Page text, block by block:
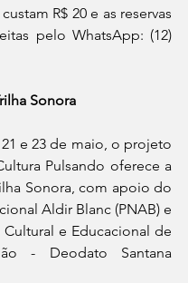
R$ 20 e as reservas
pelo WhatsApp: (12)
Sonora
e 23 de maio, o projeto
Pulsando oferece a
Sonora, com apoio do
Aldir Blanc (PNAB) e
e Educacional de
- Deodato Santana